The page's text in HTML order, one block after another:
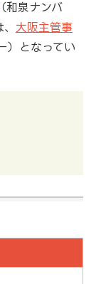
和泉ナンバ
大阪主管事
）となってい